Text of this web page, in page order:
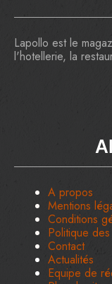
Lapollo est le
l'hotellerie, la
A propos
Mentions
Conditions
Politique
Contact
Actualités
Equipe de